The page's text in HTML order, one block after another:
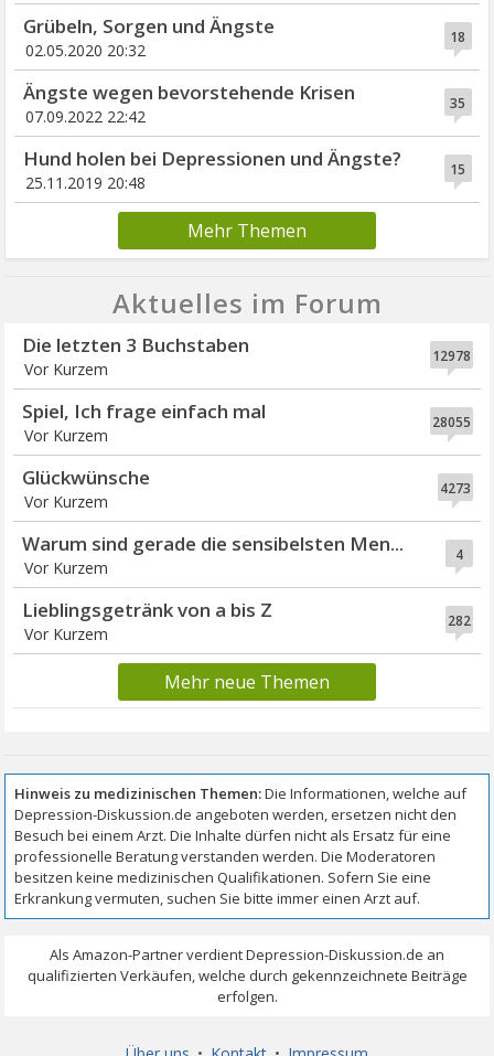
18
Grübeln, Sorgen und Ängste
02.05.2020 20:32
35
Ängste wegen bevorstehende Krisen
07.09.2022 22:42
15
Hund holen bei Depressionen und Ängste?
25.11.2019 20:48
Mehr Themen
Aktuelles im Forum
12978
Die letzten 3 Buchstaben
Vor Kurzem
28055
Spiel, Ich frage einfach mal
Vor Kurzem
4273
Glückwünsche
Vor Kurzem
4
Warum sind gerade die sensibelsten Men...
Vor Kurzem
282
Lieblingsgetränk von a bis Z
Vor Kurzem
Mehr neue Themen